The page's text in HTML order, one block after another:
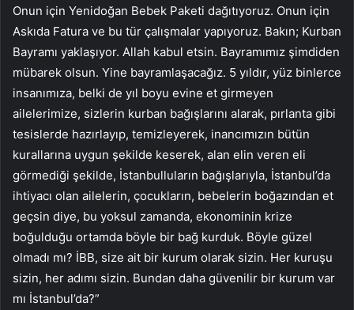
Onun için Yenidoğan Bebek Paketi dağıtıyoruz. Onun için
Askıda Fatura ve bu tür çalışmalar yapıyoruz. Bakın; Kurban
Bayramı yaklaşıyor. Allah kabul etsin. Bayramımız şimdiden
mübarek olsun. Yine bayramlaşacağız. 5 yıldır, yüz binlerce
insanımıza, belki de yıl boyu evine et girmeyen
ailelerimize, sizlerin kurban bağışlarını alarak, pırlanta gibi
tesislerde hazırlayıp, temizleyerek, inancımızın bütün
kurallarına uygun şekilde keserek, alan elin veren eli
görmediği şekilde, İstanbulluların bağışlarıyla, İstanbul’da
ihtiyacı olan ailelerin, çocukların, bebelerin boğazından et
geçsin diye, bu yoksul zamanda, ekonominin krize
boğulduğu ortamda böyle bir bağ kurduk. Böyle güzel
olmadı mı? İBB, size ait bir kurum olarak sizin. Her kuruşu
sizin, her adımı sizin. Bundan daha güvenilir bir kurum var
mı İstanbul’da?”